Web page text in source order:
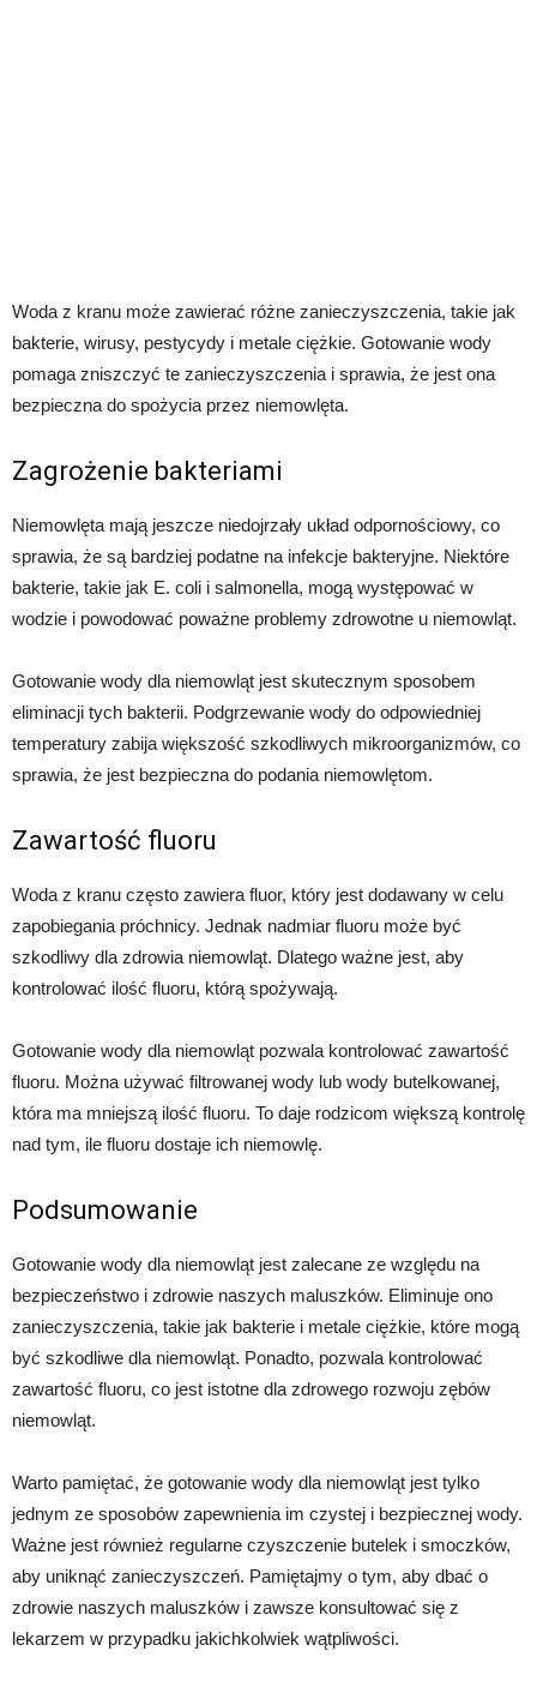
Woda z kranu może zawierać różne zanieczyszczenia, takie jak
bakterie, wirusy, pestycydy i metale ciężkie. Gotowanie wody
pomaga zniszczyć te zanieczyszczenia i sprawia, że jest ona
bezpieczna do spożycia przez niemowlęta.
Zagrożenie bakteriami
Niemowlęta mają jeszcze niedojrzały układ odpornościowy, co
sprawia, że są bardziej podatne na infekcje bakteryjne. Niektóre
bakterie, takie jak E. coli i salmonella, mogą występować w
wodzie i powodować poważne problemy zdrowotne u niemowląt.
Gotowanie wody dla niemowląt jest skutecznym sposobem
eliminacji tych bakterii. Podgrzewanie wody do odpowiedniej
temperatury zabija większość szkodliwych mikroorganizmów, co
sprawia, że jest bezpieczna do podania niemowlętom.
Zawartość fluoru
Woda z kranu często zawiera fluor, który jest dodawany w celu
zapobiegania próchnicy. Jednak nadmiar fluoru może być
szkodliwy dla zdrowia niemowląt. Dlatego ważne jest, aby
kontrolować ilość fluoru, którą spożywają.
Gotowanie wody dla niemowląt pozwala kontrolować zawartość
fluoru. Można używać filtrowanej wody lub wody butelkowanej,
która ma mniejszą ilość fluoru. To daje rodzicom większą kontrolę
nad tym, ile fluoru dostaje ich niemowlę.
Podsumowanie
Gotowanie wody dla niemowląt jest zalecane ze względu na
bezpieczeństwo i zdrowie naszych maluszków. Eliminuje ono
zanieczyszczenia, takie jak bakterie i metale ciężkie, które mogą
być szkodliwe dla niemowląt. Ponadto, pozwala kontrolować
zawartość fluoru, co jest istotne dla zdrowego rozwoju zębów
niemowląt.
Warto pamiętać, że gotowanie wody dla niemowląt jest tylko
jednym ze sposobów zapewnienia im czystej i bezpiecznej wody.
Ważne jest również regularne czyszczenie butelek i smoczków,
aby uniknąć zanieczyszczeń. Pamiętajmy o tym, aby dbać o
zdrowie naszych maluszków i zawsze konsultować się z
lekarzem w przypadku jakichkolwiek wątpliwości.